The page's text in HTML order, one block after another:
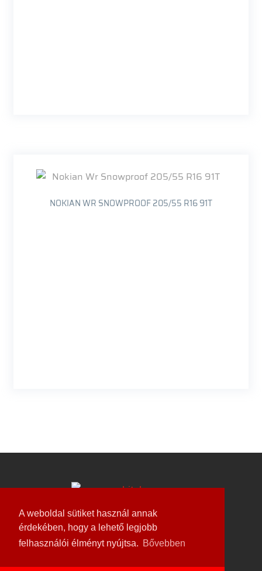
A weboldal sütiket használ annak
érdekében, hogy a lehető legjobb
felhasználói élményt nyújtsa. Bővebben
NOKIAN WR SNOWPROOF 205/55 R16 91T
Weboldal készítés és karbantartás